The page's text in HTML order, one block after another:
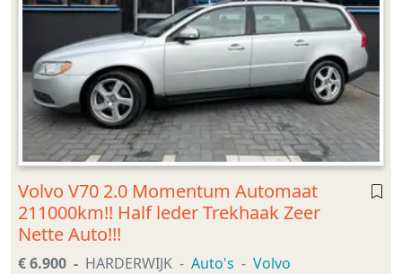
Volvo V70 2.0 Momentum Automaat
211000km!! Half leder Trekhaak Zeer
Nette Auto!!!
€ 6.900 HARDERWIJK Auto's Volvo